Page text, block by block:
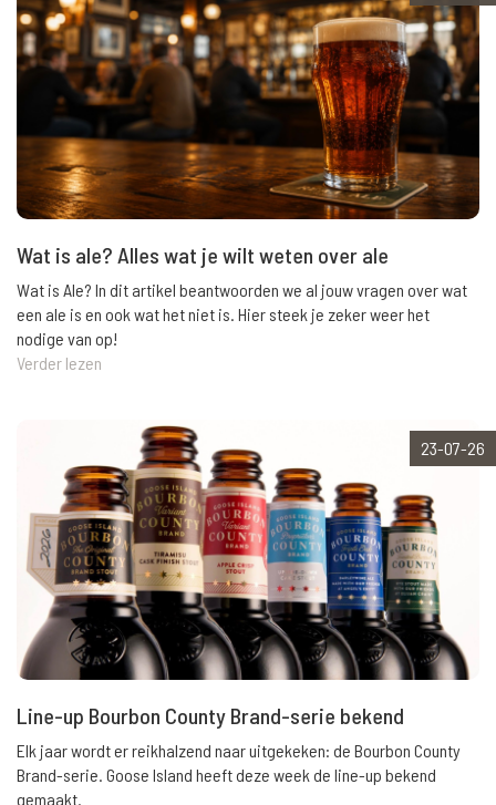
Wat is ale? Alles wat je wilt weten over ale
Wat is Ale? In dit artikel beantwoorden we al jouw vragen over wat
een ale is en ook wat het niet is. Hier steek je zeker weer het
nodige van op!
Verder lezen
23-07-26
Line-up Bourbon County Brand-serie bekend
Elk jaar wordt er reikhalzend naar uitgekeken: de Bourbon County
Brand-serie. Goose Island heeft deze week de line-up bekend
gemaakt.